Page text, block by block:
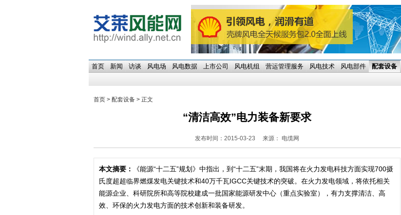
首页 新闻 访谈 风电场 风电数据 上市公司 风电机组 营运管理服务 风电技术 风电部件 配套设备
首页 > 配套设备 > 正文
“清洁高效”电力装备新要求
发布时间：2015-03-23 来源： 电缆网
本文摘要：
《能源“十二五”规划》中指出，到“十二五”末期，我国将在火力发电科技方面实现700摄
氏度超超临界燃煤发电关键技术和40万千瓦IGCC关键技术的突破。在火力发电领域，将依托相关
能源企业、科研院所和高等院校建成一批国家能源研发中心（重点实验室），有力支撑清洁、高
效、环保的火力发电方面的技术创新和装备研发。